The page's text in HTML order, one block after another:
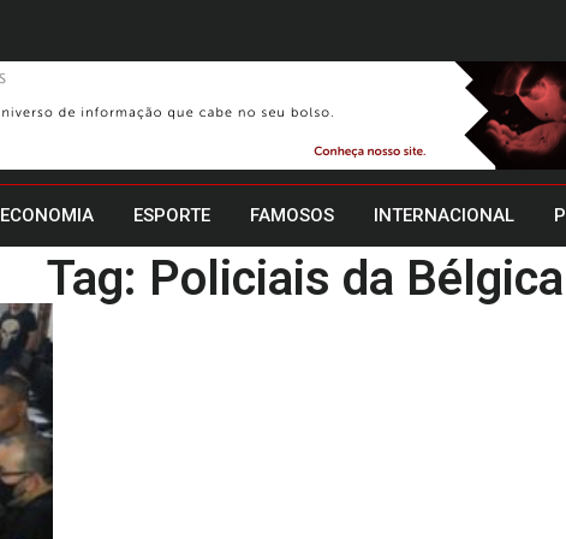
ECONOMIA ESPORTE FAMOSOS INTERNACIONAL
Tag: Policiais da Bélgica